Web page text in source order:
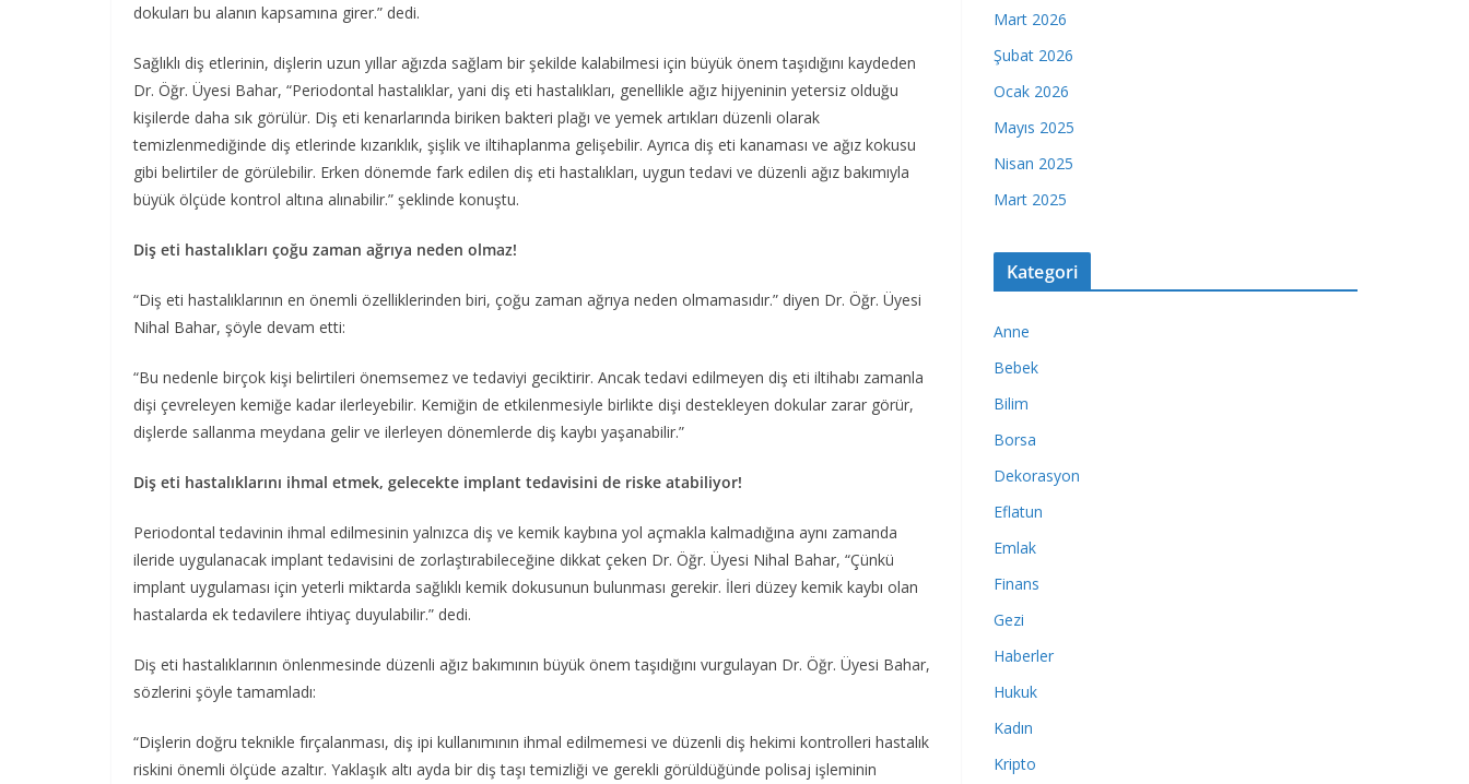
dokuları bu alanın kapsamına girer.” dedi.
Sağlıklı diş etlerinin, dişlerin uzun yıllar ağızda sağlam bir şekilde kalabilmesi için büyük önem taşıdığını kaydeden
Dr. Öğr. Üyesi Bahar, “Periodontal hastalıklar, yani diş eti hastalıkları, genellikle ağız hijyeninin yetersiz olduğu
kişilerde daha sık görülür. Diş eti kenarlarında biriken bakteri plağı ve yemek artıkları düzenli olarak
temizlenmediğinde diş etlerinde kızarıklık, şişlik ve iltihaplanma gelişebilir. Ayrıca diş eti kanaması ve ağız kokusu
gibi belirtiler de görülebilir. Erken dönemde fark edilen diş eti hastalıkları, uygun tedavi ve düzenli ağız bakımıyla
büyük ölçüde kontrol altına alınabilir.” şeklinde konuştu.
Diş eti hastalıkları çoğu zaman ağrıya neden olmaz!
“Diş eti hastalıklarının en önemli özelliklerinden biri, çoğu zaman ağrıya neden olmamasıdır.” diyen Dr. Öğr. Üyesi
Nihal Bahar, şöyle devam etti:
“Bu nedenle birçok kişi belirtileri önemsemez ve tedaviyi geciktirir. Ancak tedavi edilmeyen diş eti iltihabı zamanla
dişi çevreleyen kemiğe kadar ilerleyebilir. Kemiğin de etkilenmesiyle birlikte dişi destekleyen dokular zarar görür,
dişlerde sallanma meydana gelir ve ilerleyen dönemlerde diş kaybı yaşanabilir.”
Diş eti hastalıklarını ihmal etmek, gelecekte implant tedavisini de riske atabiliyor!
Periodontal tedavinin ihmal edilmesinin yalnızca diş ve kemik kaybına yol açmakla kalmadığına aynı zamanda
ileride uygulanacak implant tedavisini de zorlaştırabileceğine dikkat çeken Dr. Öğr. Üyesi Nihal Bahar, “Çünkü
implant uygulaması için yeterli miktarda sağlıklı kemik dokusunun bulunması gerekir. İleri düzey kemik kaybı olan
hastalarda ek tedavilere ihtiyaç duyulabilir.” dedi.
Diş eti hastalıklarının önlenmesinde düzenli ağız bakımının büyük önem taşıdığını vurgulayan Dr. Öğr. Üyesi Bahar,
sözlerini şöyle tamamladı:
“Dişlerin doğru teknikle fırçalanması, diş ipi kullanımının ihmal edilmemesi ve düzenli diş hekimi kontrolleri hastalık
riskini önemli ölçüde azaltır. Yaklaşık altı ayda bir diş taşı temizliği ve gerekli görüldüğünde polisaj işleminin
Mart 2026
Şubat 2026
Ocak 2026
Mayıs 2025
Nisan 2025
Mart 2025
Kategori
Anne
Bebek
Bilim
Borsa
Dekorasyon
Eflatun
Emlak
Finans
Gezi
Haberler
Hukuk
Kadın
Kripto